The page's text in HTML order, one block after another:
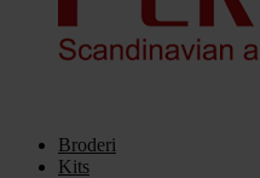
Broderi
Kits